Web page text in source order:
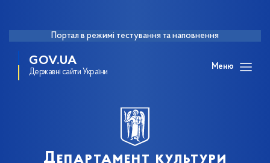
Портал в режимі тестування та наповнення
GOV.UA
Державні сайти України
Меню
Департамент культури